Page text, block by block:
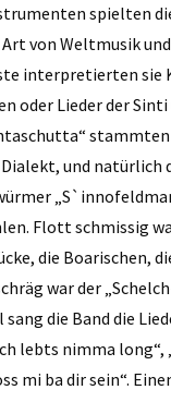
spielten
von Weltmusik
interpretierten sie
oder Lieder der
und natürlich
Flott schmissig
die Boarischen,
war der
die Band die
lebts nimma long“,
mi ba dir sein“.